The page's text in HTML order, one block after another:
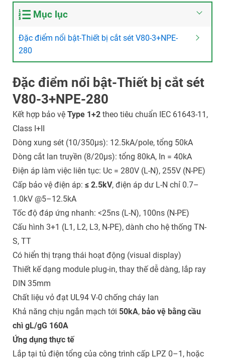
Mục lục
Đặc điểm nổi bật-Thiết bị cắt sét V80-3+NPE-
280
Đặc điểm nổi bật-Thiết bị cắt sét
V80-3+NPE-280
Kết hợp bảo vệ Type 1+2theo tiêu chuẩn IEC 61643-11,
Class I+II
Dòng xung sét (10/350μs): 12.5kA/pole, tổng 50kA
Dòng cắt lan truyền (8/20μs): tổng 80kA, In = 40kA
Điện áp làm việc liên tục: Uc = 280V (L-N), 255V (N-PE)
Cấp bảo vệ điện áp: ≤ 2.5kV, điện áp dư L-N chỉ 0.7–
1.0kV @5–12.5kA
Tốc độ đáp ứng nhanh: <25ns (L-N), 100ns (N-PE)
Cấu hình 3+1 (L1, L2, L3, N-PE), dành cho hệ thống TN-
S, TT
Có hiển thị trạng thái hoạt động (visual display)
Thiết kế dạng module plug-in, thay thế dễ dàng, lắp ray
DIN 35mm
Chất liệu vỏ đạt UL94 V-0 chống cháy lan
Khả năng chịu ngắn mạch tới 50kA, bảo vệ bằng cầu
chì gL/gG 160A
Ứng dụng thực tế
Lắp tại tủ điện tổng của công trình cấp LPZ 0–1, hoặc